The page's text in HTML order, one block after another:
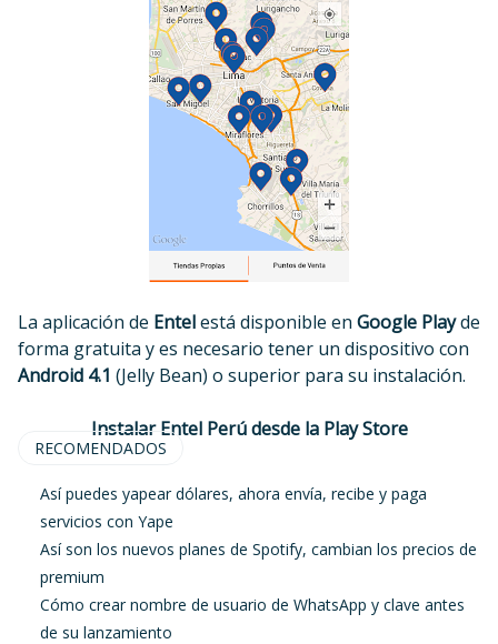
La aplicación de Entelestá disponible en Google Playde
forma gratuita y es necesario tener un dispositivo con
Android 4.1 (Jelly Bean) o superior para su instalación.
Instalar Entel Perú desde la Play Store
RECOMENDADOS
Así puedes yapear dólares, ahora envía, recibe y paga
servicios con Yape
Así son los nuevos planes de Spotify, cambian los precios de
premium
Cómo crear nombre de usuario de WhatsApp y clave antes
de su lanzamiento